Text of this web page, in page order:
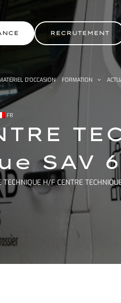
RECRUTEMENT
D’OCCASION FORMATION
FR
SAV
TECHNIQUE H/F CENTRE